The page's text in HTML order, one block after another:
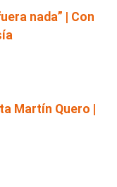
nada” | Con
Martín Quero |